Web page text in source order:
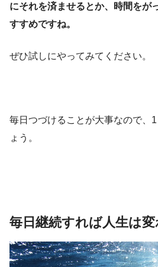
にそれを済ませるとか、時間をが
すすめですね。
ぜひ試しにやってみてください。
毎日つづけることが大事なので、
ょう。
毎日継続すれば人生は変